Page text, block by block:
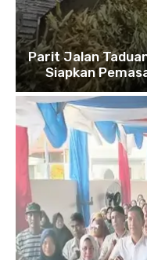
Parit Jalan
Siapkan